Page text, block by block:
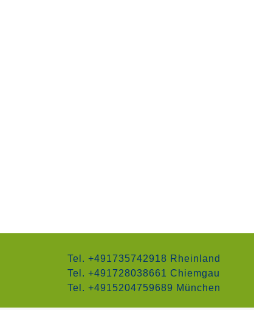
Tel. +491735742918 Rheinland
Tel. +491728038661 Chiemgau
Tel. +4915204759689 München